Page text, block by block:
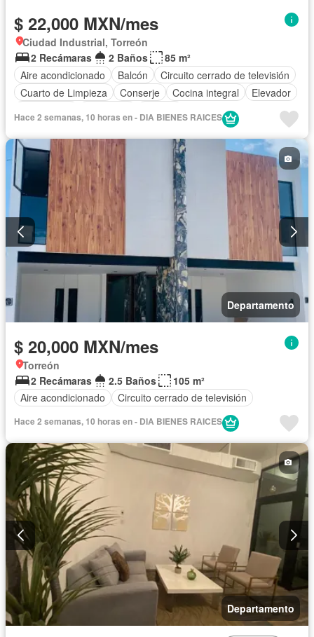
$ 22,000 MXN/mes
Ciudad Industrial, Torreón
2 Recámaras
2 Baños
85 m²
Aire acondicionado
Balcón
Circuito cerrado de televisión
Cuarto de Limpieza
Conserje Cocina integral
Elevador
Hace 2 semanas, 10 horas en - DIA BIENES RAICES
Departamento
$ 20,000 MXN/mes
Torreón
2 Recámaras
2.5 Baños
105 m²
Aire acondicionado
Circuito cerrado de televisión
Hace 2 semanas, 10 horas en - DIA BIENES RAICES
Departamento